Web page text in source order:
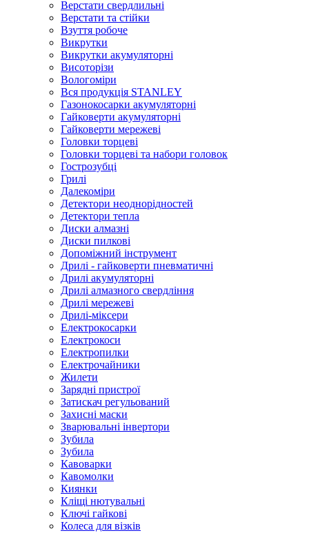
Верстати свердлильні
Верстати та стійки
Взуття робоче
Викрутки
Викрутки акумуляторні
Висоторізи
Вологоміри
Вся продукція STANLEY
Газонокосарки акумуляторні
Гайковерти акумуляторні
Гайковерти мережеві
Головки торцеві
Головки торцеві та набори головок
Гострозубці
Грилі
Далекоміри
Детектори неоднорідностей
Детектори тепла
Диски алмазні
Диски пилкові
Допоміжний інструмент
Дрилі - гайковерти пневматичні
Дрилі акумуляторні
Дрилі алмазного свердління
Дрилі мережеві
Дрилі-міксери
Електрокосарки
Електрокоси
Електропилки
Електрочайники
Жилети
Зарядні пристрої
Затискач регульований
Захисні маски
Зварювальні інвертори
Зубила
Зубила
Кавоварки
Кавомолки
Киянки
Кліщі нютувальні
Ключі гайкові
Колеса для візків